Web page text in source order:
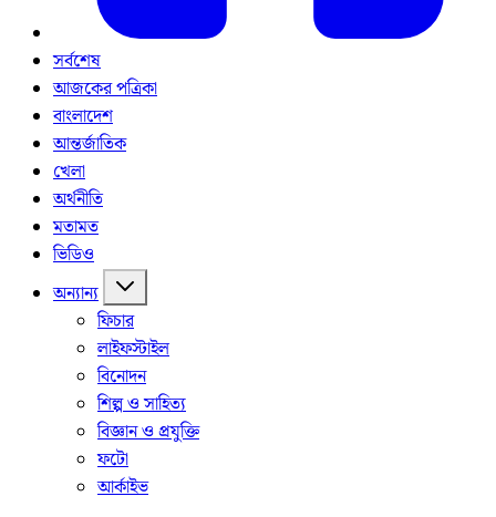
সর্বশেষ
আজকের পত্রিকা
বাংলাদেশ
আন্তর্জাতিক
খেলা
অর্থনীতি
মতামত
ভিডিও
অন্যান্য
ফিচার
লাইফস্টাইল
বিনোদন
শিল্প ও সাহিত্য
বিজ্ঞান ও প্রযুক্তি
ফটো
আর্কাইভ